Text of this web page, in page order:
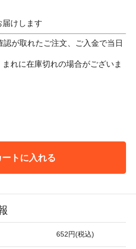
けします
が取れたご注文、ご入金で当日
れに在庫切れの場合がございま
ートに入れる
652円(税込)